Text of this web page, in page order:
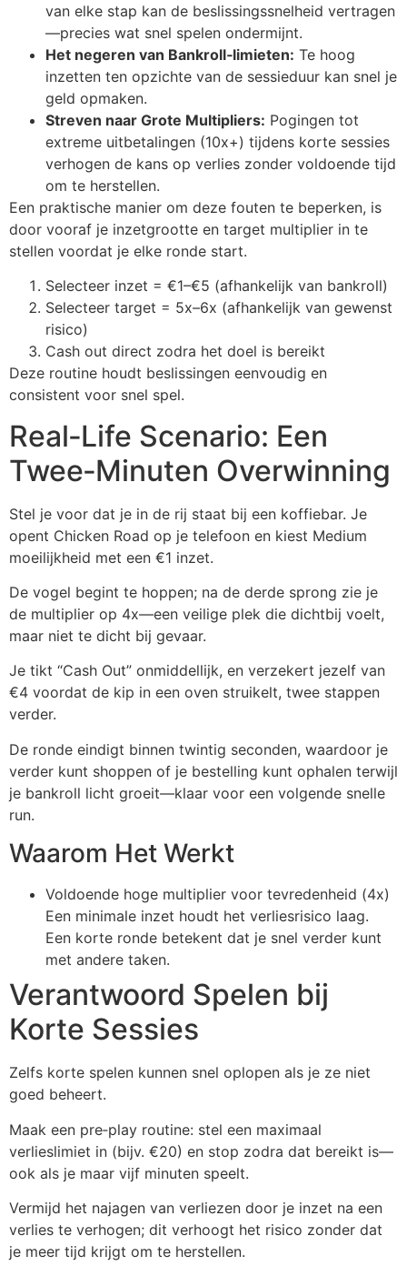
van elke stap kan de beslissingssnelheid vertragen
—precies wat snel spelen ondermijnt.
Het negeren van Bankroll‑limieten: Te hoog
inzetten ten opzichte van de sessieduur kan snel je
geld opmaken.
Streven naar Grote Multipliers: Pogingen tot
extreme uitbetalingen (10x+) tijdens korte sessies
verhogen de kans op verlies zonder voldoende tijd
om te herstellen.
Een praktische manier om deze fouten te beperken, is
door vooraf je inzetgrootte en target multiplier in te
stellen voordat je elke ronde start.
Selecteer inzet = €1–€5 (afhankelijk van bankroll)
Selecteer target = 5x–6x (afhankelijk van gewenst
risico)
Cash out direct zodra het doel is bereikt
Deze routine houdt beslissingen eenvoudig en
consistent voor snel spel.
Real‑Life Scenario: Een
Twee‑Minuten Overwinning
Stel je voor dat je in de rij staat bij een koffiebar. Je
opent Chicken Road op je telefoon en kiest Medium
moeilijkheid met een €1 inzet.
De vogel begint te hoppen; na de derde sprong zie je
de multiplier op 4x—een veilige plek die dichtbij voelt,
maar niet te dicht bij gevaar.
Je tikt “Cash Out” onmiddellijk, en verzekert jezelf van
€4 voordat de kip in een oven struikelt, twee stappen
verder.
De ronde eindigt binnen twintig seconden, waardoor je
verder kunt shoppen of je bestelling kunt ophalen terwijl
je bankroll licht groeit—klaar voor een volgende snelle
run.
Waarom Het Werkt
Voldoende hoge multiplier voor tevredenheid (4x)
Een minimale inzet houdt het verliesrisico laag.
Een korte ronde betekent dat je snel verder kunt
met andere taken.
Verantwoord Spelen bij
Korte Sessies
Zelfs korte spelen kunnen snel oplopen als je ze niet
goed beheert.
Maak een pre‑play routine: stel een maximaal
verlieslimiet in (bijv. €20) en stop zodra dat bereikt is—
ook als je maar vijf minuten speelt.
Vermijd het najagen van verliezen door je inzet na een
verlies te verhogen; dit verhoogt het risico zonder dat
je meer tijd krijgt om te herstellen.